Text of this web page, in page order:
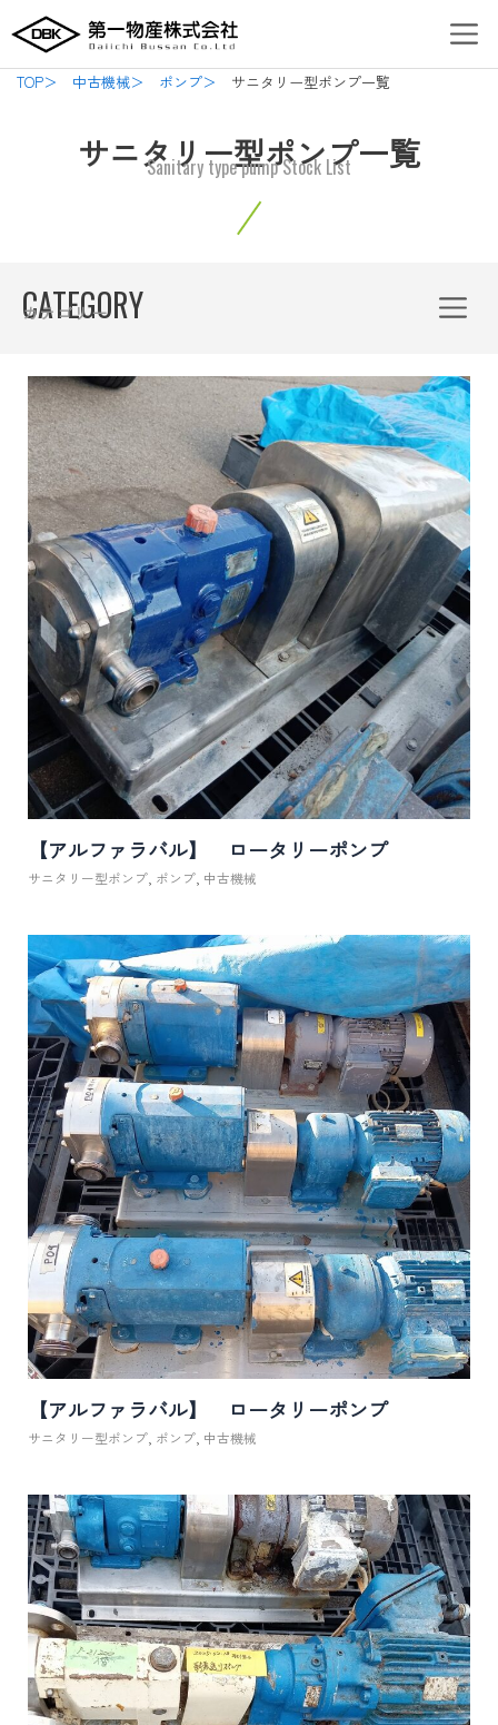
容
を
Menu
TOP＞ 中古機械＞ ポンプ＞ サニタリー型ポンプ一覧
サニタリー型ポンプ一覧
Sanitary type pump Stock List
CATEGORY
カテゴリー Menu
【アルファラバル】 ロータリーポンプ
サニタリー型ポンプ, ポンプ, 中古機械
【アルファラバル】 ロータリーポンプ
サニタリー型ポンプ, ポンプ, 中古機械